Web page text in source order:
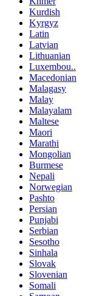
Kurdish
Kyrgyz
Latin
Latvian
Lithuanian
Luxembou..
Macedonian
Malagasy
Malay
Malayalam
Maltese
Maori
Marathi
Mongolian
Burmese
Nepali
Norwegian
Pashto
Persian
Punjabi
Serbian
Sesotho
Sinhala
Slovak
Slovenian
Somali